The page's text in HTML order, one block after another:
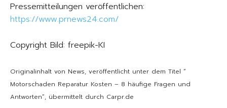
Pressemitteilungen veröffentlichen:
https://www.prnews24.com/
Copyright Bild: freepik-KI
Originalinhalt von News, veröffentlicht unter dem Titel “
Motorschaden Reparatur Kosten – 8 häufige Fragen und
Antworten“, übermittelt durch Carpr.de